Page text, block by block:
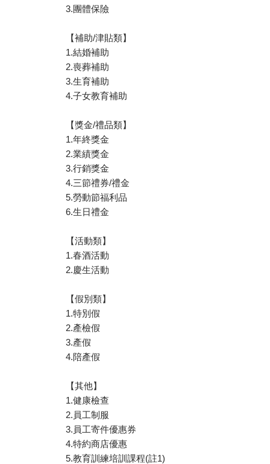
3.團體保險
【補助/津貼類】
1.結婚補助
2.喪葬補助
3.生育補助
4.子女教育補助
【獎金/禮品類】
1.年終獎金
2.業績獎金
3.行銷獎金
4.三節禮券/禮金
5.勞動節福利品
6.生日禮金
【活動類】
1.春酒活動
2.慶生活動
【假別類】
1.特別假
2.產檢假
3.產假
4.陪產假
【其他】
1.健康檢查
2.員工制服
3.員工寄件優惠券
4.特約商店優惠
5.教育訓練培訓課程(註1)